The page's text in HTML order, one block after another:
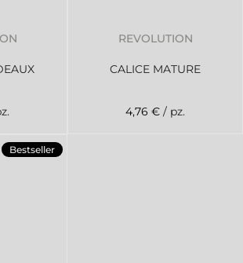
REVOLUTION
CALICE MATURE
4,76 € / pz.
Bestseller